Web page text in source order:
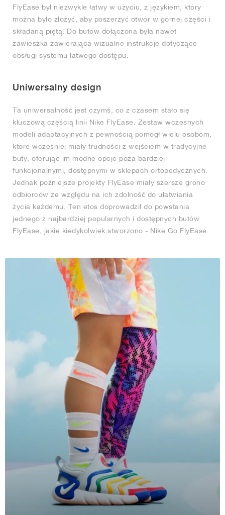
FlyEase był niezwykle łatwy w użyciu, z językiem, który
można było złożyć, aby poszerzyć otwór w górnej części i
składaną piętą. Do butów dołączona była nawet
zawieszka zawierająca wizualne instrukcje dotyczące
obsługi systemu łatwego dostępu.
Uniwersalny design
Ta uniwersalność jest czymś, co z czasem stało się
kluczową częścią linii Nike FlyEase. Zestaw wczesnych
modeli adaptacyjnych z pewnością pomógł wielu osobom,
które wcześniej miały trudności z wejściem w tradycyjne
buty, oferując im modne opcje poza bardziej
funkcjonalnymi, dostępnymi w sklepach ortopedycznych.
Jednak późniejsze projekty FlyEase miały szersze grono
odbiorców ze względu na ich zdolność do ułatwiania
życia każdemu. Ten etos doprowadził do powstania
jednego z najbardziej popularnych i dostępnych butów
FlyEase, jakie kiedykolwiek stworzono - Nike Go FlyEase.